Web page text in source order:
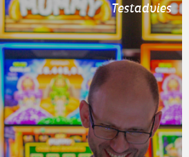
Testadvies